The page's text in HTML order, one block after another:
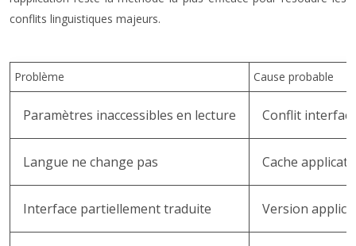
conflits linguistiques majeurs.
Problème Cause probable
Paramètres inaccessibles en lecture Conflit
Langue ne change pas Cache
Interface partiellement traduite Version